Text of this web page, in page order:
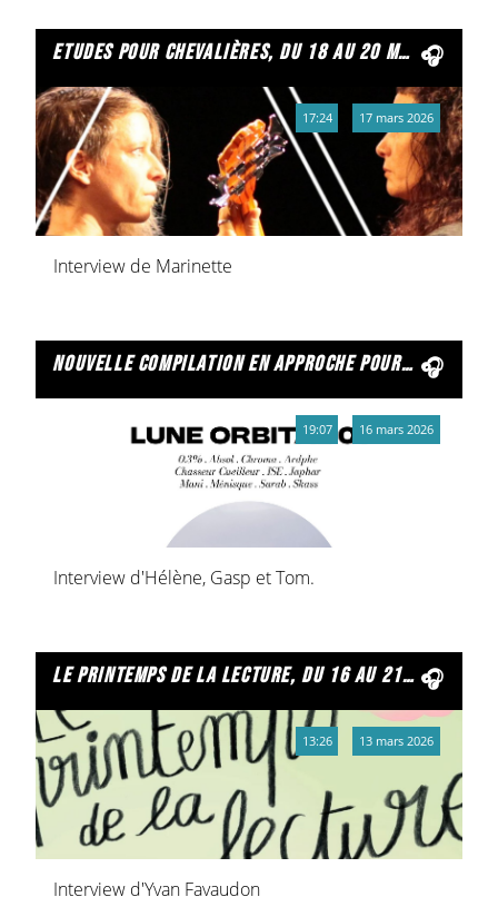
etudes pour chevalières, du 18 au 20 mars au cellier
Interview de Marinette
17:24 17 mars 2026
nouvelle compilation en approche pour lune.
Interview d'Hélène, Gasp et Tom.
19:07 16 mars 2026
le printemps de la lecture, du 16 au 21 mars.
Interview d'Yvan Favaudon
13:26 13 mars 2026